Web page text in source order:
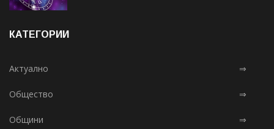
КАТЕГОРИИ
Актуално ⇒
Общество ⇒
Общини ⇒